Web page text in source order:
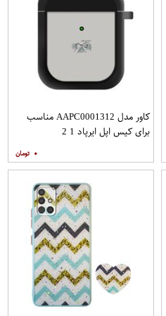
کاور مدل AAPC0001312 مناسب
برای کیس اپل ایرپاد 1 2
۰